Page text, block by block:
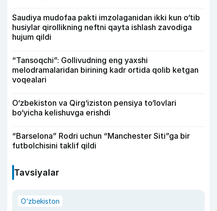
Saudiya mudofaa pakti imzolaganidan ikki kun o‘tib
husiylar qirollikning neftni qayta ishlash zavodiga
hujum qildi
“Tansoqchi”: Gollivudning eng yaxshi
melodramalaridan birining kadr ortida qolib ketgan
voqealari
O‘zbekiston va Qirg‘iziston pensiya to‘lovlari
bo‘yicha kelishuvga erishdi
“Barselona” Rodri uchun “Manchester Siti”ga bir
futbolchisini taklif qildi
Tavsiyalar
O‘zbekiston